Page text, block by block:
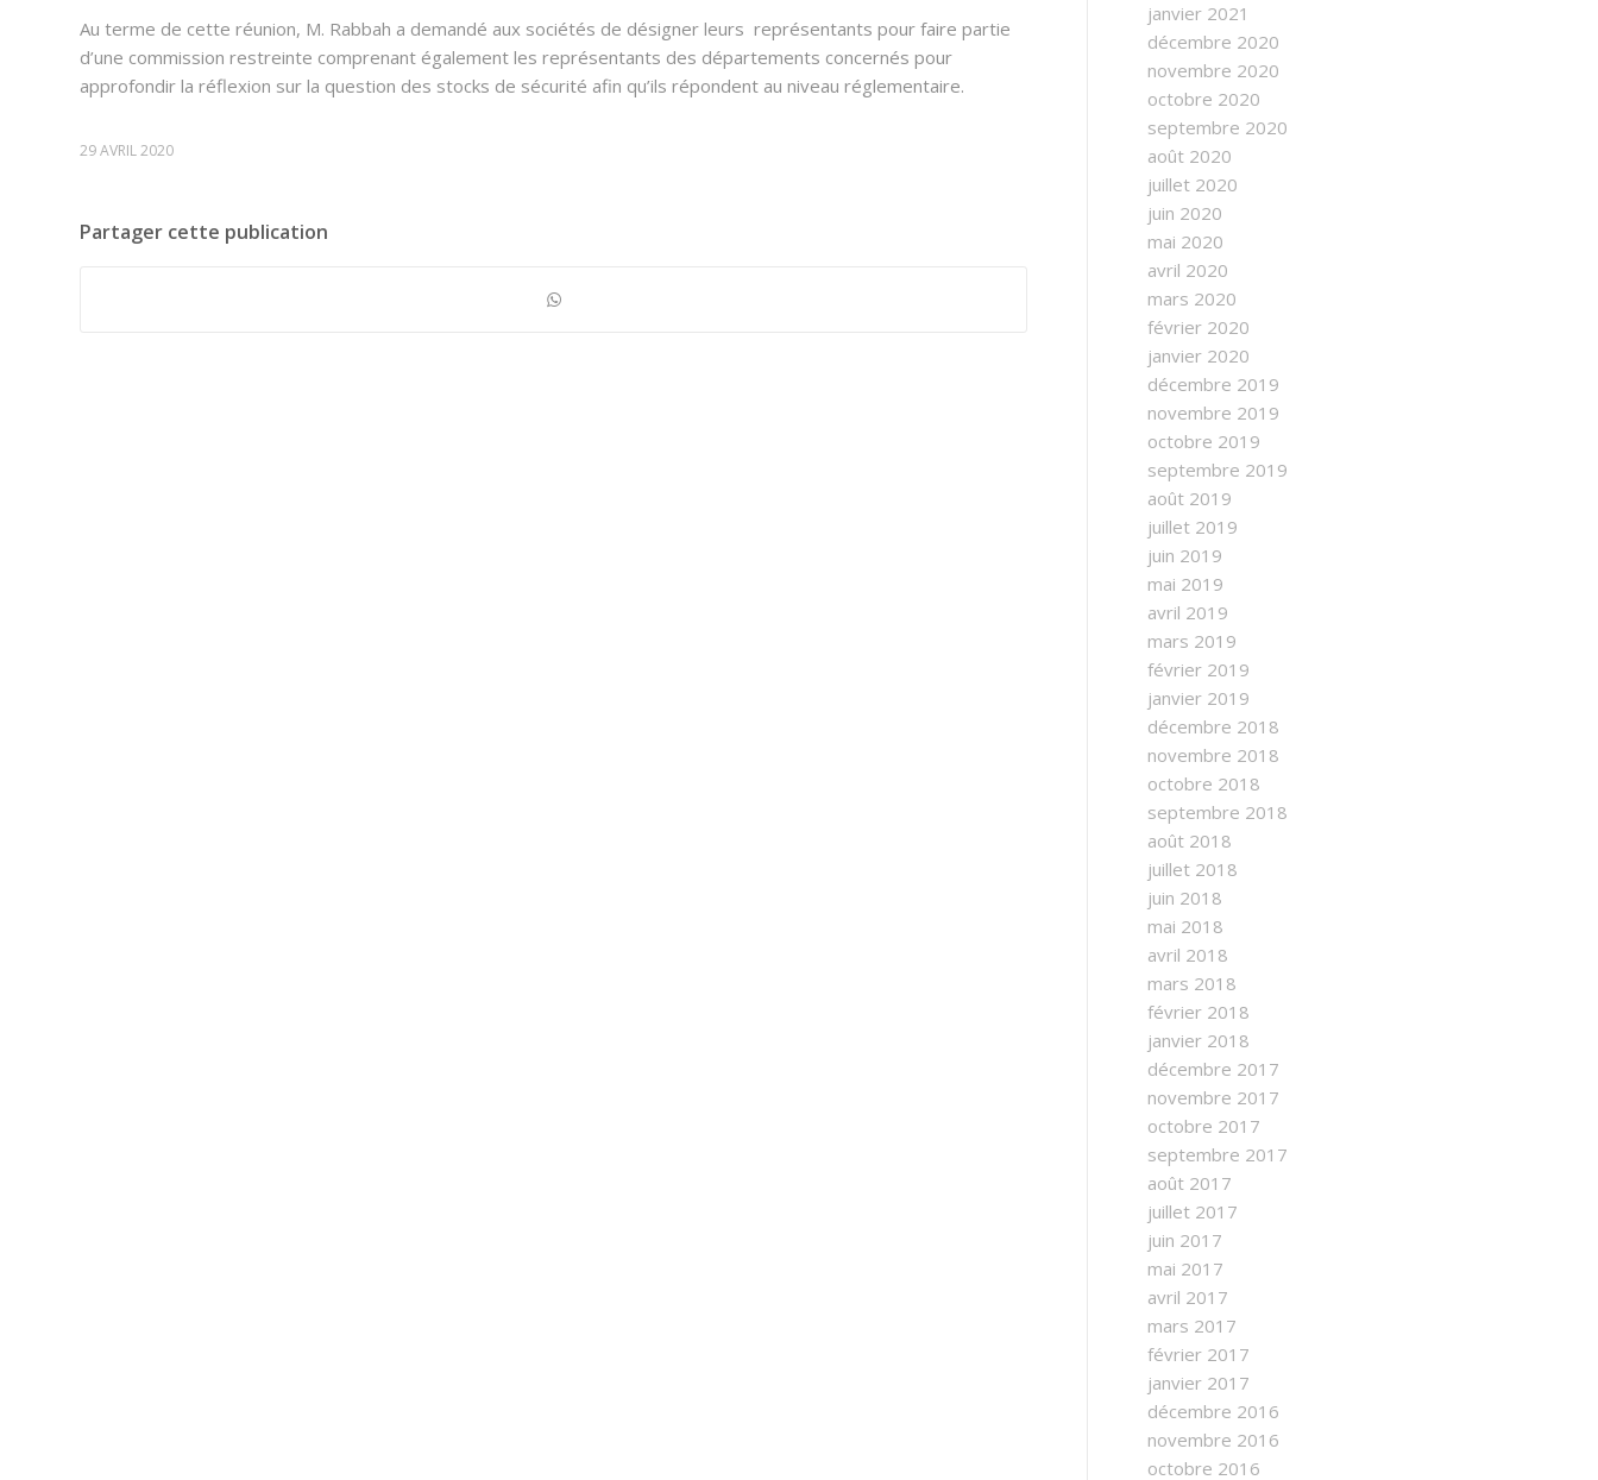
Au terme de cette réunion, M. Rabbah a demandé aux sociétés de désigner leurs représentants pour faire partie
d’une commission restreinte comprenant également les représentants des départements concernés pour
approfondir la réflexion sur la question des stocks de sécurité afin qu’ils répondent au niveau réglementaire.
29 AVRIL 2020
Partager cette publication
janvier 2021
décembre 2020
novembre 2020
octobre 2020
septembre 2020
août 2020
juillet 2020
juin 2020
mai 2020
avril 2020
mars 2020
février 2020
janvier 2020
décembre 2019
novembre 2019
octobre 2019
septembre 2019
août 2019
juillet 2019
juin 2019
mai 2019
avril 2019
mars 2019
février 2019
janvier 2019
décembre 2018
novembre 2018
octobre 2018
septembre 2018
août 2018
juillet 2018
juin 2018
mai 2018
avril 2018
mars 2018
février 2018
janvier 2018
décembre 2017
novembre 2017
octobre 2017
septembre 2017
août 2017
juillet 2017
juin 2017
mai 2017
avril 2017
mars 2017
février 2017
janvier 2017
décembre 2016
novembre 2016
octobre 2016